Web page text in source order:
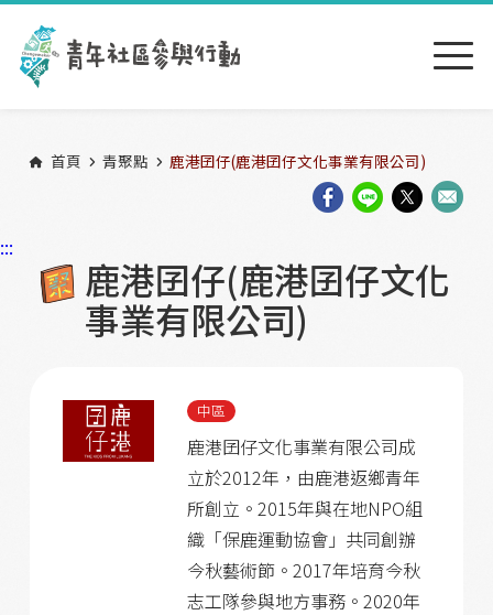
跳到主要內容區塊
首頁 青聚點 鹿港囝仔(鹿港囝仔文化事業有限公司)
:::
鹿港囝仔(鹿港囝仔文化
事業有限公司)
中區
鹿港囝仔文化事業有限公司成
立於2012年，由鹿港返鄉青年
所創立。2015年與在地NPO組
織「保鹿運動協會」共同創辦
今秋藝術節。2017年培育今秋
志工隊參與地方事務。2020年